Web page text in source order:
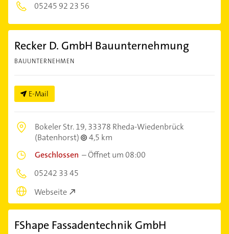
05245 92 23 56
Recker D. GmbH Bauunternehmung
BAUUNTERNEHMEN
E-Mail
Bokeler Str. 19,33378 Rheda-Wiedenbrück
(Batenhorst)
4,5 km
Geschlossen –Öffnet um 08:00
05242 33 45
Webseite
FShape Fassadentechnik GmbH